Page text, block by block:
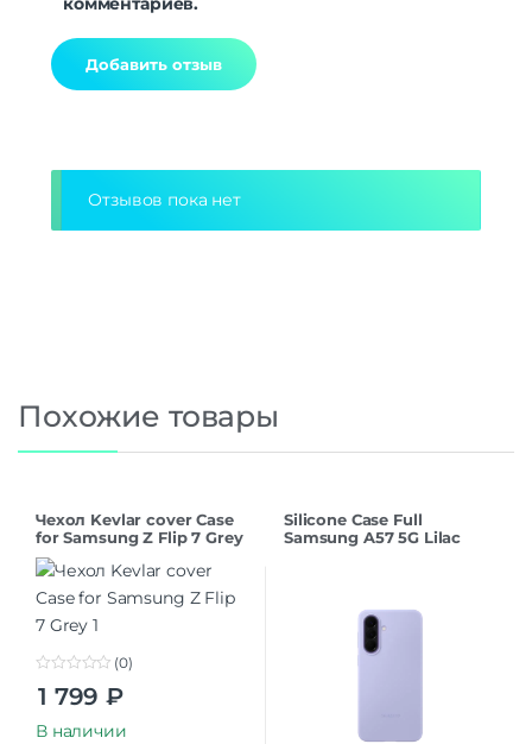
Отзывов пока нет
Похожие товары
Чехол Kevlar cover Case
for Samsung Z Flip 7 Grey
t
o
(0)
1 799 ₽
В наличии
Silicone Case Full
Samsung A57 5G Lilac